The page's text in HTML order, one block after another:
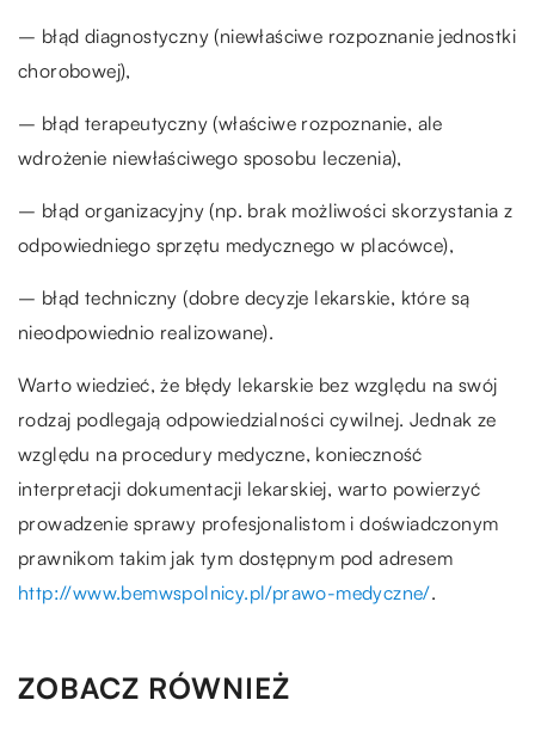
– błąd diagnostyczny (niewłaściwe rozpoznanie jednostki
chorobowej),
– błąd terapeutyczny (właściwe rozpoznanie, ale
wdrożenie niewłaściwego sposobu leczenia),
– błąd organizacyjny (np. brak możliwości skorzystania z
odpowiedniego sprzętu medycznego w placówce),
– błąd techniczny (dobre decyzje lekarskie, które są
nieodpowiednio realizowane).
Warto wiedzieć, że błędy lekarskie bez względu na swój
rodzaj podlegają odpowiedzialności cywilnej. Jednak ze
względu na procedury medyczne, konieczność
interpretacji dokumentacji lekarskiej, warto powierzyć
prowadzenie sprawy profesjonalistom i doświadczonym
prawnikom takim jak tym dostępnym pod adresem
http://www.bemwspolnicy.pl/prawo-medyczne/.
ZOBACZ RÓWNIEŻ